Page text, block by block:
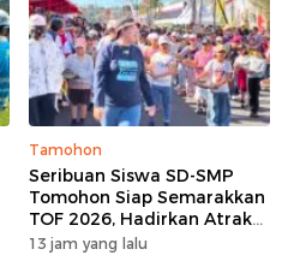
Tamohon
Seribuan Siswa SD-SMP
Tomohon Siap Semarakkan
TOF 2026, Hadirkan Atraksi
Kolosal dan Harmoni Seni
13 jam yang lalu